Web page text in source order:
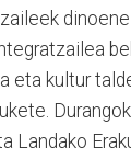
eta kultur
Landako